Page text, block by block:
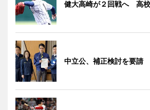
健大高崎が２回戦へ 高
中立公、補正検討を要請